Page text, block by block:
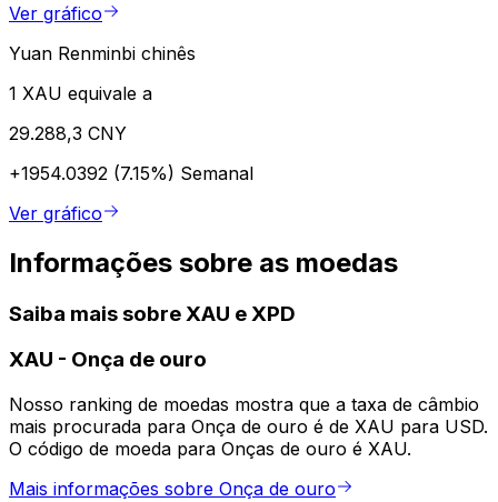
Ver gráfico
Yuan Renminbi chinês
1 XAU equivale a
29.288,3 CNY
+1954.0392 (7.15%) Semanal
Ver gráfico
Informações sobre as moedas
Saiba mais sobre XAU e XPD
XAU - Onça de ouro
Nosso ranking de moedas mostra que a taxa de câmbio
mais procurada para Onça de ouro é de XAU para USD.
O código de moeda para Onças de ouro é XAU.
Mais informações sobre Onça de ouro